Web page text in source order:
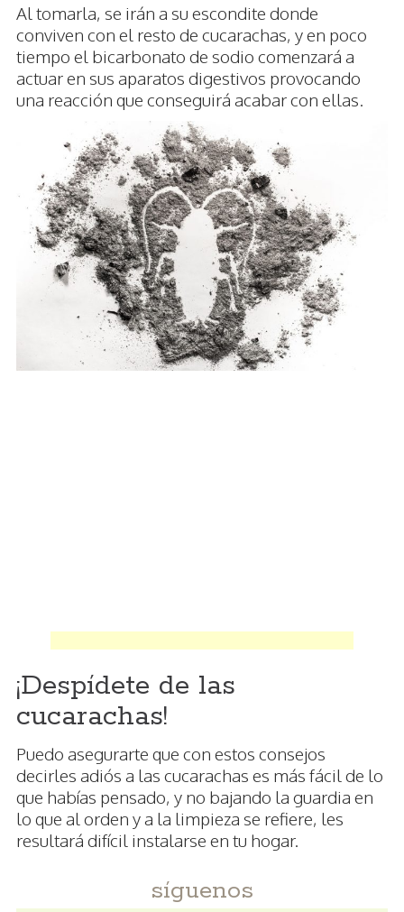
Al tomarla, se irán a su escondite donde
conviven con el resto de cucarachas, y en poco
tiempo el bicarbonato de sodio comenzará a
actuar en sus aparatos digestivos provocando
una reacción que conseguirá acabar con ellas.
¡Despídete de las
cucarachas!
Puedo asegurarte que con estos consejos
decirles adiós a las cucarachas es más fácil de lo
que habías pensado, y no bajando la guardia en
lo que al orden y a la limpieza se refiere, les
resultará difícil instalarse en tu hogar.
síguenos